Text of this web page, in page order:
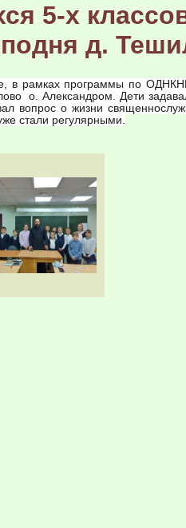
5-х
д.
рамках программы по ОДНКНР
о. Александром. Дети
вопрос о жизни
стали регулярными